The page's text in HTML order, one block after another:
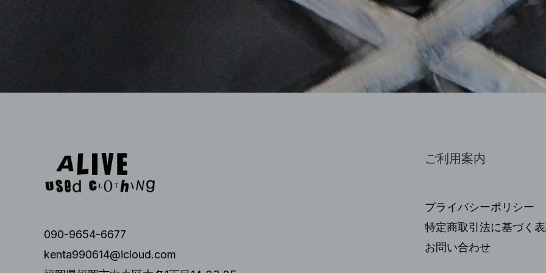
090-9654-6677
kenta990614@icloud.com
ご利用案内
プライバシーポリシー
特定商取引法に基づく
お問い合わせ